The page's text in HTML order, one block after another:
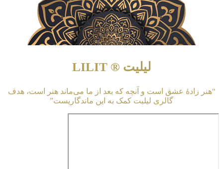
لیلیت ® LILIT
“هنر زادهٔ عشق است و آنچه که بعد از ما می‌ماند هنر است، هدف
گالری لیلیت کمک به این ماندگاریست”